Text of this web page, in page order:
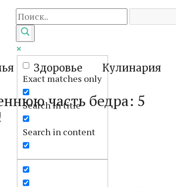
Exact matches only
Search in title
Search in content
Здоровье Кулинария
часть бедра: 5